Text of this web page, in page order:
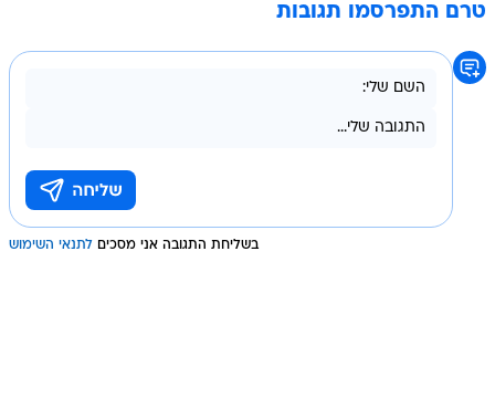
טרם התפרסמו תגובות
בשליחת התגובה אני מסכים לתנאי השימוש